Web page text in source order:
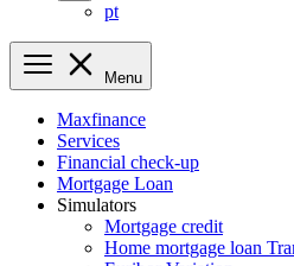
pt
Menu
Maxfinance
Services
Financial check-up
Mortgage Loan
Simulators
Mortgage credit
Home mortgage loan